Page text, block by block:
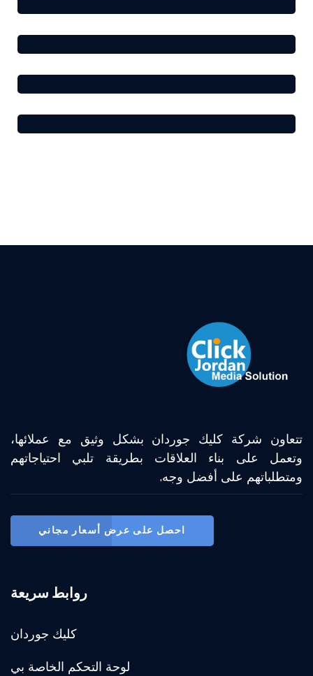
تتعاون شركة كليك جوردان بشكل وثيق مع عملائها،
وتعمل على بناء العلاقات بطريقة تلبي احتياجاتهم
ومتطلباتهم على أفضل وجه.
احصل على عرض أسعار مجاني
روابط سريعة
كليك جوردان
لوحة التحكم الخاصة بي